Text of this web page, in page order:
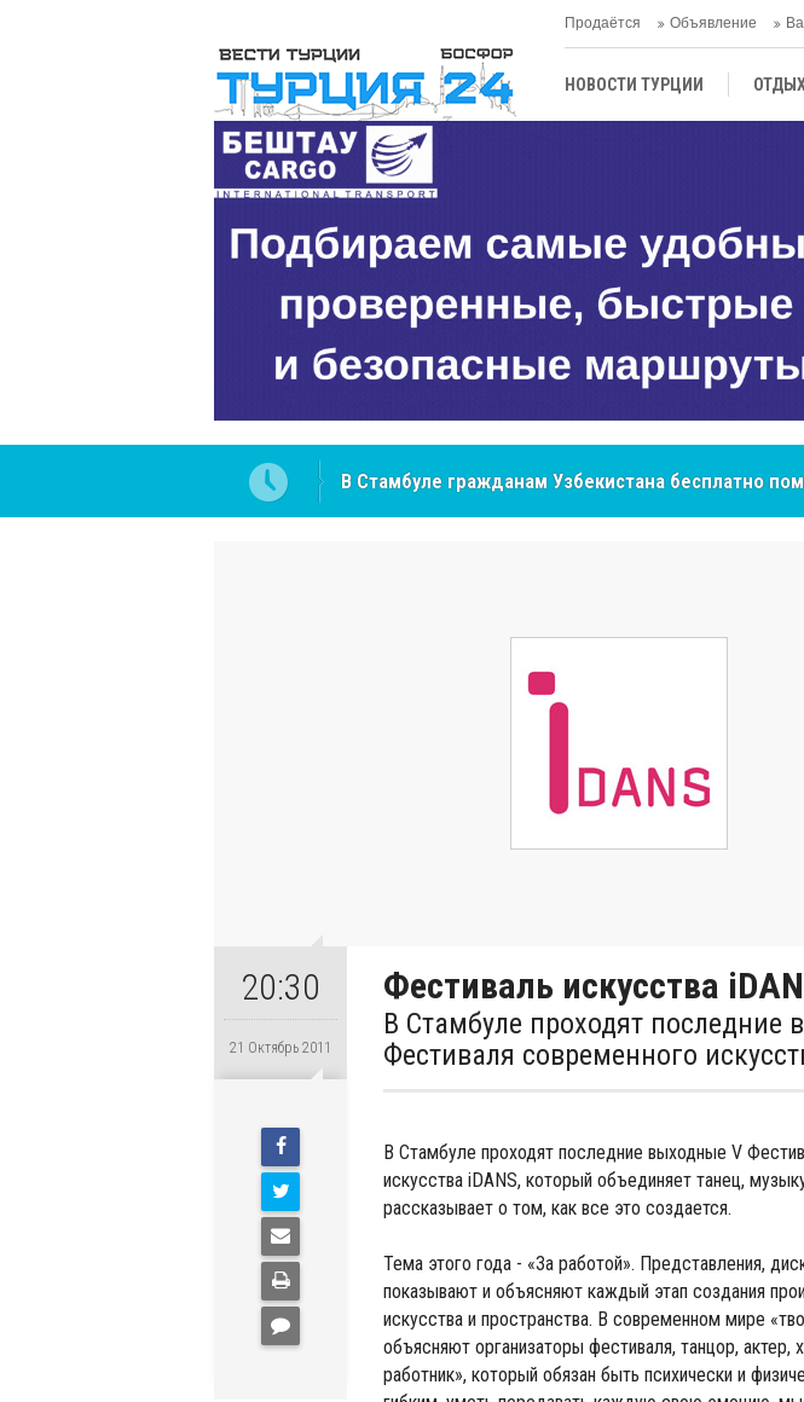
Продаётся Объявление
НОВОСТИ ТУРЦИИ
ЦЕНТРАЛЬНАЯ АЗИЯ
В Стамбуле гражданам Узбекистана бесплатно
NCS Jeans: турецкий бренд, покоривший сердца
20:30
21 Октябрь 2011
Фестиваль искусства
В Стамбуле проходят последние
Фестиваля современного
В Стамбуле проходят последние выходные V
искусства iDANS, который объединяет танец,
рассказывает о том, как все это создается.
Тема этого года - «За работой». Представления,
показывают и объясняют каждый этап создания
искусства и пространства. В современном мире
объясняют организаторы фестиваля, танцор, актер,
работник», который обязан быть психически и